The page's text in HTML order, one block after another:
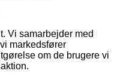
Vi samarbejder med
markedsfører
om de brugere vi